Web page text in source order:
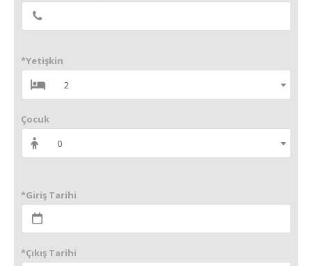
*Yetişkin
2
Çocuk
0
*Giriş Tarihi
*Çıkış Tarihi